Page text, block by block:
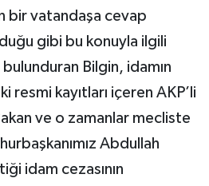
bir vatandaşa cevap
gibi bu konuyla ilgili
Bilgin, idamın
resmi kayıtları içeren AKP’li
ve o zamanlar mecliste
Abdullah
idam cezasının